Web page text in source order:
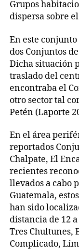
Grupos
dispersa sobre
En este
dos Conjuntos
Dicha situación
traslado del
encontraba el
otro sector tal
Petén (Laporte
En el área
reportados
Chalpate, El
recientes
llevados a cabo
Guatemala,
han sido
distancia de 12
Tres Chultunes,
Complicado,